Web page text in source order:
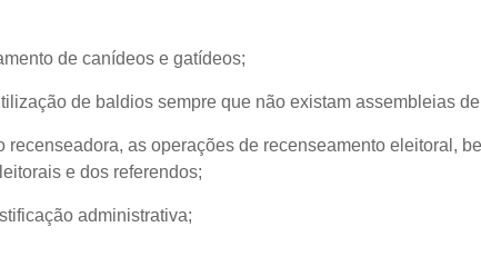
de canídeos e gatídeos;
de baldios sempre que não existam assembleias
recenseadora, as operações de recenseamento eleitoral,
e dos referendos;
administrativa;